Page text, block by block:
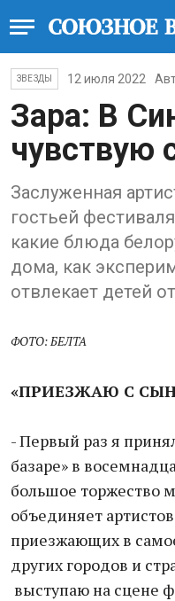
ЗВЕЗДЫ 12 июля 2022
Зара: В
чувствую
Заслуженная
гостьей
какие блюда
дома, как
отвлекает детей
ФОТО: БЕЛТА
«ПРИЕЗЖАЮ С
- Первый раз я
базаре» в
большое торжество
объединяет
приезжающих в
других городов и
выступаю на сцене